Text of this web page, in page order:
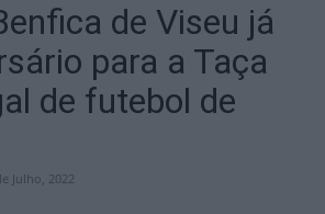
de Viseu já
para a Taça
de futebol de
Julho, 2022